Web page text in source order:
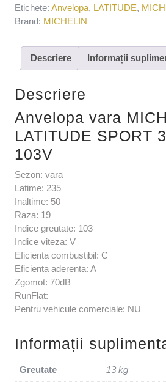
Etichete: Anvelopa, LATITUDE,
Brand: MICHELIN
Descriere Informații
Descriere
Anvelopa vara
LATITUDE SPORT
103V
Sezon: vara
Latime: 235
Inaltime: 50
Raza: 19
Indice greutate: 103
Indice viteza: V
Eficienta combustibil: C
Eficienta aderenta: A
Zgomot: 70dB
RunFlat:
Pentru vehicule comerciale: NU
Informații
Greutate 13 kg